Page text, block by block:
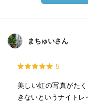
まちゅいさん
5
美しい虹の写真がた
きないというナイトレ